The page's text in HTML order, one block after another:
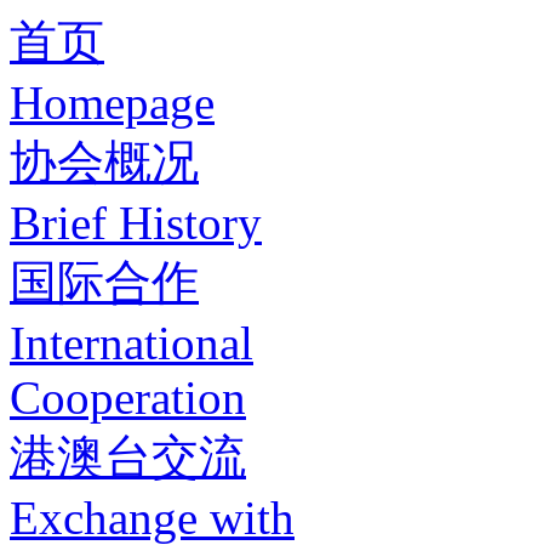
首页
Homepage
协会概况
Brief History
国际合作
International
Cooperation
港澳台交流
Exchange with